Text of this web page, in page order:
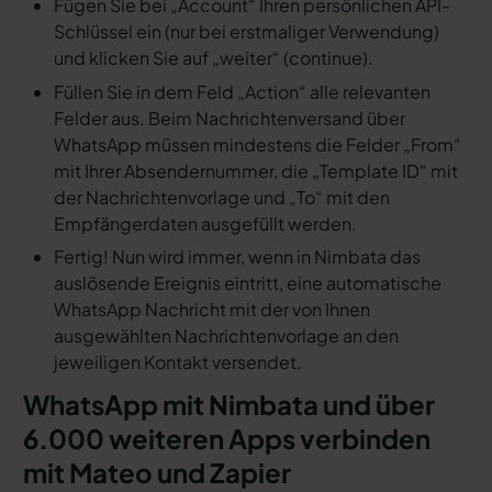
Fügen Sie bei „Account“ Ihren persönlichen API-
Schlüssel ein (nur bei erstmaliger Verwendung)
und klicken Sie auf „weiter“ (continue).
Füllen Sie in dem Feld „Action“ alle relevanten
Felder aus. Beim Nachrichtenversand über
WhatsApp müssen mindestens die Felder „From“
mit Ihrer Absendernummer, die „Template ID“ mit
der Nachrichtenvorlage und „To“ mit den
Empfängerdaten ausgefüllt werden.
Fertig! Nun wird immer, wenn in Nimbata das
auslösende Ereignis eintritt, eine automatische
WhatsApp Nachricht mit der von Ihnen
ausgewählten Nachrichtenvorlage an den
jeweiligen Kontakt versendet.
WhatsApp mit Nimbata und über
6.000 weiteren Apps verbinden
mit Mateo und Zapier